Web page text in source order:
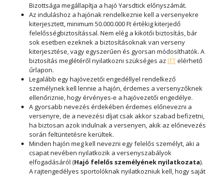
Bizottsága megállapítja a hajó Yarsdtick előnyszámát.
Az induláshoz a hajónak rendelkeznie kell a versenyekre
kiterjesztett, minimum 50.000.000 Ft értékig kiterjedő
felelősségbiztosítással. Nem elég a kikötői biztosítás, bár
sok esetben ezeknek a biztosításoknak van verseny
kiterjesztése, vagy egyszerűen és gyorsan módosíthatók. A
biztosítás meglétéről nyilatkozni szükséges az ITTelérhető
űrlapon.
Legalább egy hajóvezetői engedéllyel rendelkező
személynek kell lennie a hajón, érdemes a versenyzőknek
ellenőriznie, hogy érvényes-e a hajóvezetői engedélye.
A gyorsabb nevezés érdekében érdemes előnevezni a
versenyre, de a nevezési díjat csak akkor szabad befizetni,
ha biztosan azok indulnak a versenyen, akik az előnevezés
során feltüntetésre kerültek.
Minden hajón meg kell nevezni egy felelős személyt, aki a
csapat nevében nyilatkozik a versenyszabályok
elfogadásáról (Hajó felelős személyének nyilatkozata).
A rajtengedélyes sportolóknak nyilatkozniuk kell, hogy saját